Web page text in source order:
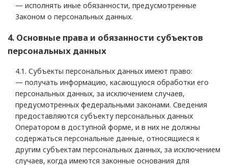
— исполнять иные обязанности, предусмотренные
Законом о персональных данных.
4. Основные права и обязанности субъектов
персональных данных
4.1. Субъекты персональных данных имеют право:
— получать информацию, касающуюся обработки его
персональных данных, за исключением случаев,
предусмотренных федеральными законами. Сведения
предоставляются субъекту персональных данных
Оператором в доступной форме, и в них не должны
содержаться персональные данные, относящиеся к
другим субъектам персональных данных, за исключением
случаев, когда имеются законные основания для